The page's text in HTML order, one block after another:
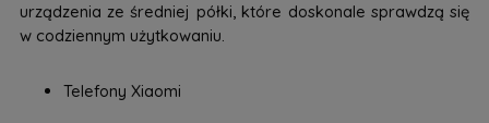
urządzenia ze średniej półki, które doskonale sprawdzą się
w codziennym użytkowaniu.
Telefony Xiaomi